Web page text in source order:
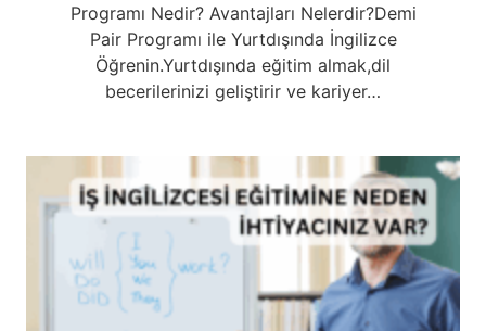
Programı Nedir? Avantajları Nelerdir?Demi
Pair Programı ile Yurtdışında İngilizce
Öğrenin.Yurtdışında eğitim almak,dil
becerilerinizi geliştirir ve kariyer…